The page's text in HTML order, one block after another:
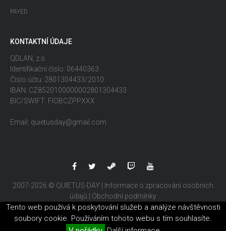
PAYED
KONTAKTNÍ ÚDAJE
QDLAN, z.s.
Identifikační číslo: 06440363
Číslo účtu: 2801304433/2010
IBAN: CZ8520100000002801304433
BIC/SWIFT: FIOBCZPPXXX
Email: quietusday@gmail.com
2007-2026 © QUIETUS-DAY |
Informace o zpracování osobních
údajů
Obchodní podmínky
Tento web používá k poskytování služeb a analýze návštěvnosti
soubory cookie. Používáním tohoto webu s tím souhlasíte.